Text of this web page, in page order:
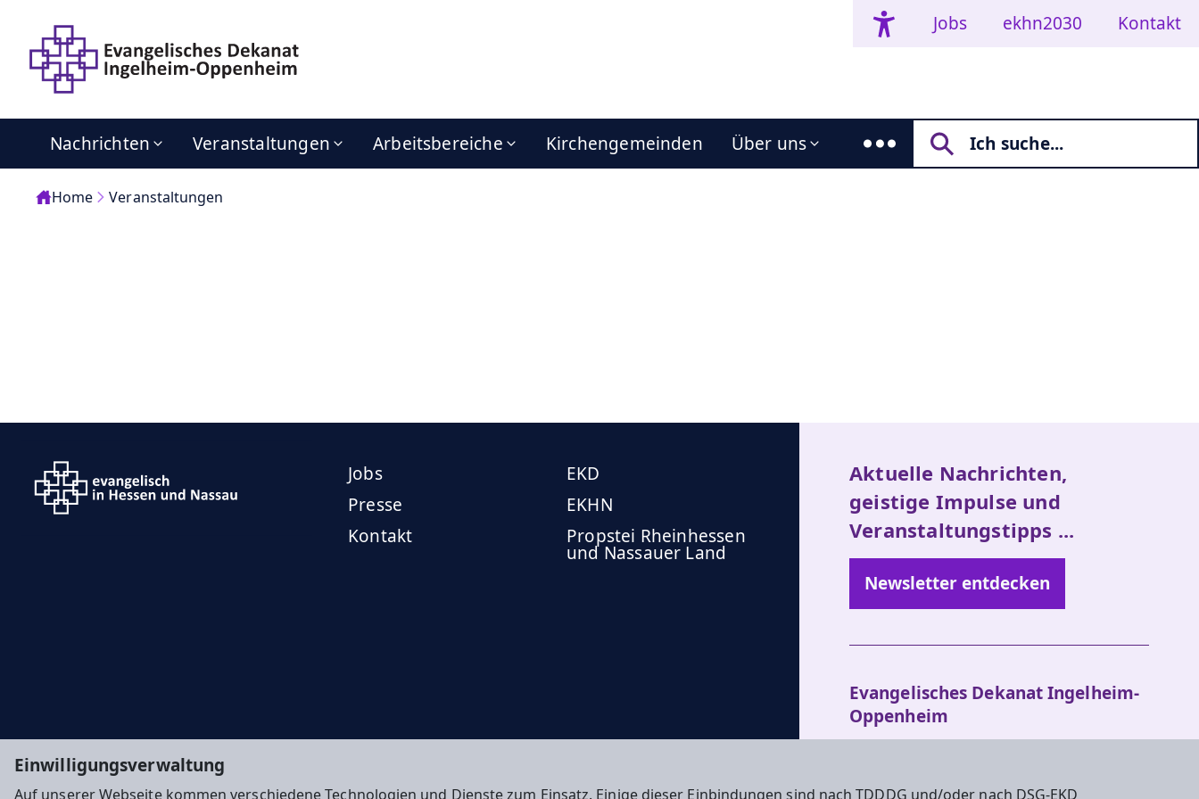
Einwilligungsverwaltung
Auf unserer Webseite kommen verschiedene Technologien und Dienste zum Einsatz. Einige dieser Einbindungen sind nach TDDDG und/oder nach DSG-EKD
Jobs ekhn2030 Kontakt
Nachrichten Veranstaltungen Arbeitsbereiche Kirchengemeinden Über uns
Home Veranstaltungen
Jobs
Presse
Kontakt
EKD
EKHN
Propstei Rheinhessen
und Nassauer Land
Aktuelle Nachrichten,
geistige Impulse und
Veranstaltungstipps ...
Newsletter entdecken
Evangelisches Dekanat Ingelheim-
Oppenheim
Am Hahnenbusch 14b